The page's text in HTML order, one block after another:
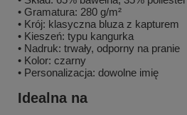
• Gramatura: 280 g/m²
• Krój: klasyczna bluza z kapturem
• Kieszeń: typu kangurka
• Nadruk: trwały, odporny na pranie
• Kolor: czarny
• Personalizacja: dowolne imię
Idealna na